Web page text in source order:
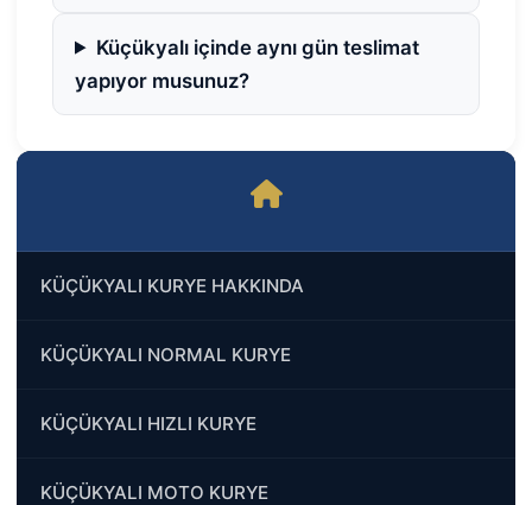
KÜÇÜKYALI KURYE HAKKINDA
KÜÇÜKYALI NORMAL KURYE
KÜÇÜKYALI HIZLI KURYE
KÜÇÜKYALI MOTO KURYE
Küçükyalı içinde aynı gün teslimat
yapıyor musunuz?